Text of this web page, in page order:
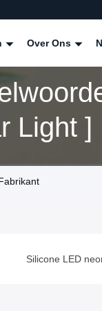
Over Ons
Light
Silicone LED